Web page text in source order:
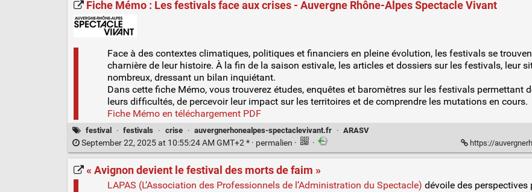
Fiche Mémo : Les festivals face aux crises - Auvergne Rhône-Alpes Spectacle Vivant
Face à des contextes climatiques, politiques et financiers en pleine évolution, les festivals se
charnière de leur histoire. À la fin de la saison estivale, les articles et dossiers sur les festivals, leur
nombreux, dressant un bilan inquiétant.
Dans cette fiche Mémo, vous trouverez études, enquêtes et baromètres sur les festivals permettant
leurs difficultés, de percevoir leur impact sur les territoires et de comprendre les mutations en cours.
Fiche Mémo en téléchargement PDF
festival · festivals · crise · auvergnerhonealpes-spectaclevivant.fr · ARASV
September 22, 2025 at 10:55:24 AM GMT+2 * · permalien · · https://
« Avignon devient le festival des morts de faim »
LAPAS (L’Association des Professionnels de l’Administration du Spectacle) dévoile des perspectives